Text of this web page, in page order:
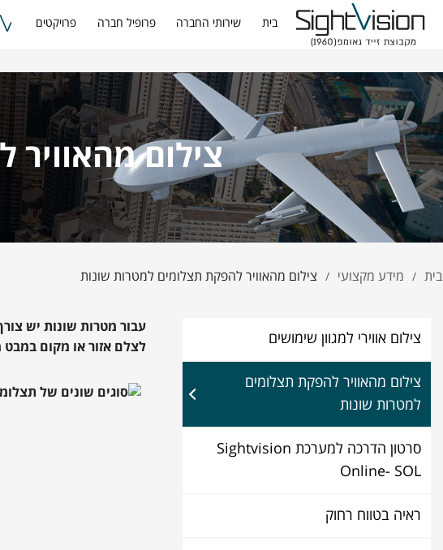
בית שירותי החברה פרופיל חברה פרויקטים
צילום
בית / מידע מקצועי / צילום מהאוויר להפקת תצלומים למטרות שונות
צילום אווירי למגוון שימושים
צילום מהאוויר להפקת תצלומים
למטרות שונות
סרטון הדרכה למערכת Sightvision
Online- SOL
ראיה בטווח רחוק
עבור מטרות שונות יש
לצלם אזור או מקום